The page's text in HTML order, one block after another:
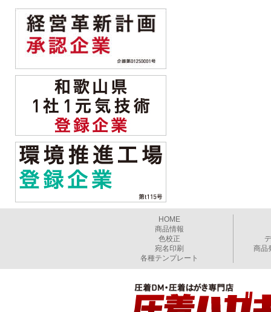
HOME
商品情報
色校正
宛名印刷
各種テンプレート
商品